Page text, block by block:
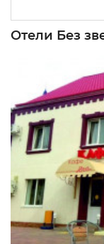
Отели Без